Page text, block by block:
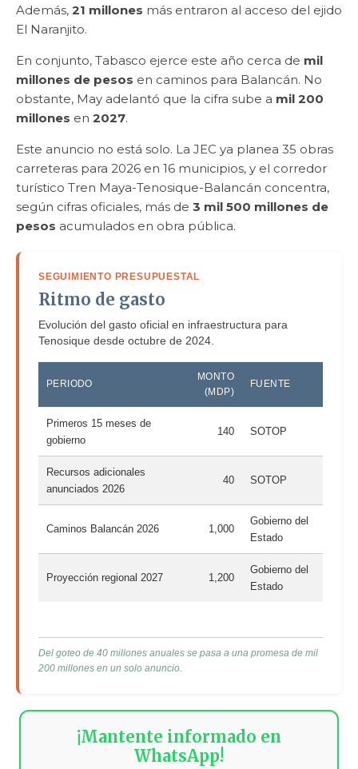
Además, 21 millones más entraron al acceso del ejido
El Naranjito.
En conjunto, Tabasco ejerce este año cerca de mil
millones de pesos en caminos para Balancán. No
obstante, May adelantó que la cifra sube a mil 200
millones en 2027.
Este anuncio no está solo. La JEC ya planea 35 obras
carreteras para 2026 en 16 municipios, y el corredor
turístico Tren Maya-Tenosique-Balancán concentra,
según cifras oficiales, más de 3 mil 500 millones de
pesos acumulados en obra pública.
SEGUIMIENTO PRESUPUESTAL
Ritmo de gasto
Evolución del gasto oficial en infraestructura para
Tenosique desde octubre de 2024.
PERIODO
MONTO
(MDP)
FUENTE
Primeros 15 meses de
gobierno
140 SOTOP
Recursos adicionales
anunciados 2026
40 SOTOP
Caminos Balancán 2026 1,000
Gobierno del
Estado
Proyección regional 2027 1,200
Gobierno del
Estado
Del goteo de 40 millones anuales se pasa a una promesa de mil
200 millones en un solo anuncio.
¡Mantente informado en
WhatsApp!